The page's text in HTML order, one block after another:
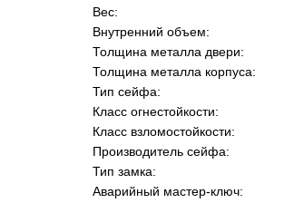
Вес:
Внутренний объем:
Толщина металла двери:
Толщина металла корпуса:
Тип сейфа:
Класс огнестойкости:
Класс взломостойкости:
Производитель сейфа:
Тип замка:
Аварийный мастер-ключ: